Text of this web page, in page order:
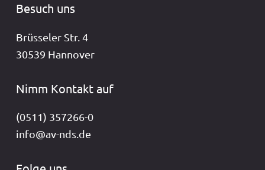
Besuch uns
Brüsseler Str. 4
30539 Hannover
Nimm Kontakt auf
(0511) 357266-0
info@av-nds.de